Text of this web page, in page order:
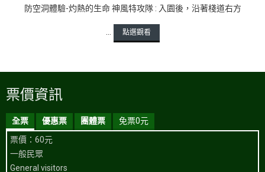
防空洞體驗-灼熱的生命 神風特攻隊 : 入園後，沿著棧道右方
... 點選觀看
票價資訊
全票 優惠票 團體票
免票0元
票價：60元
一般民眾
General visitors